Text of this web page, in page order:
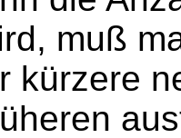
muß
kürzere